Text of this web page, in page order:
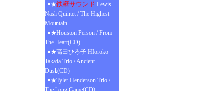
★鉄壁サウンド Lewis
Nash Quintet / The Highest
Mountain
★Houston Person / From
The Heart(CD)
★高田ひろ子 HIoroko
Takada Trio / Ancient
Dusk(CD)
★Tyler Henderson Trio /
The Long Game(CD)